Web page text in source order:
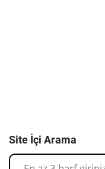
Site İçi Arama